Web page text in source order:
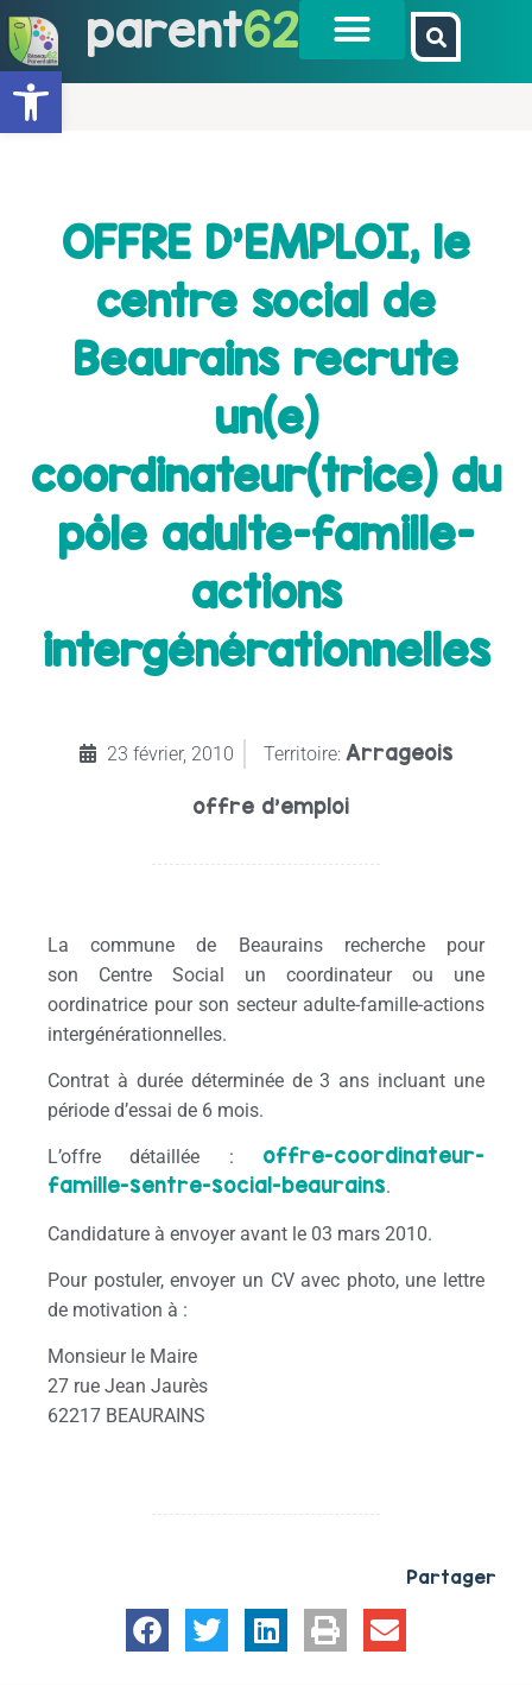
Ouvrir la barre d’outils
parent62
OFFRE D’EMPLOI, le
centre social de
Beaurains recrute
un(e)
coordinateur(trice) du
pôle adulte-famille-
actions
intergénérationnelles
23 février, 2010 Territoire: Arrageois
offre d'emploi
La commune de Beaurains recherche pour
son Centre Social un coordinateur ou une
oordinatrice pour son secteur adulte-famille-actions
intergénérationnelles.
Contrat à durée déterminée de 3 ans incluant une
période d’essai de 6 mois.
L’offre détaillée : offre-coordinateur-
famille-sentre-social-beaurains.
Candidature à envoyer avant le 03 mars 2010.
Pour postuler, envoyer un CV avec photo, une lettre
de motivation à :
Monsieur le Maire
27 rue Jean Jaurès
62217 BEAURAINS
Partager